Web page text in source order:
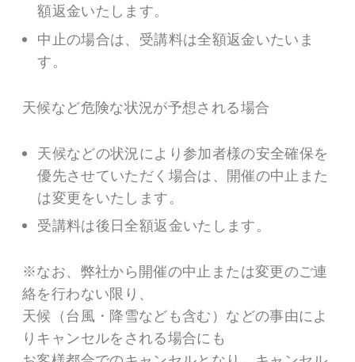
額返金いたします。
中止の場合は、受講料は全額返金いたいま
す。
天候など危険な状況が予想される場合
天候などの状況により参加者様の安全確保を
優先させていただく場合は、開催の中止また
は変更をいたします。
受講料は後日全額返金いたします。
※なお、弊社から開催の中止または変更のご連
絡を行わない限り、
天候（台風・降雪なども含む）などの事由によ
りキャンセルをされる場合にも